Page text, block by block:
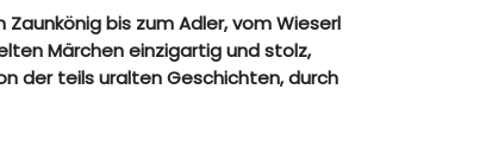
bis zum Adler, vom Wieserl
Märchen einzigartig und stolz,
der teils uralten Geschichten, durch